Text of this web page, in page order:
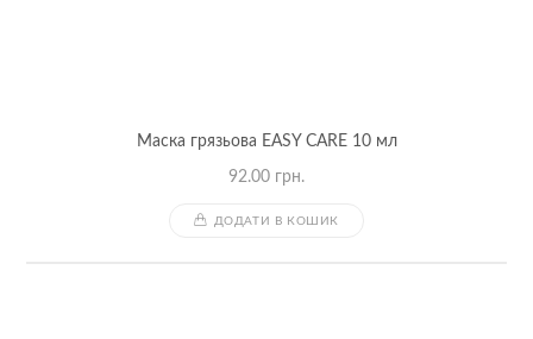
Маска грязьова EASY CARE 10 мл
92.00 грн.
ДОДАТИ В КОШИК